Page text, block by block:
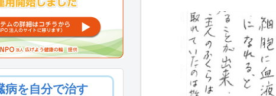
病を自分で治す